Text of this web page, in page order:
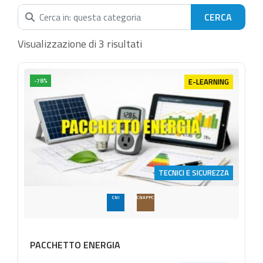
Cerca nella categoria...
Visualizzazione di 3 risultati
-78% E-LEARNING
TECNICI E SICUREZZA
CNI CNAPPC
PACCHETTO ENERGIA